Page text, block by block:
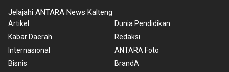
Jelajahi ANTARA News Kalteng
Artikel
Kabar Daerah
Internasional
Bisnis
Dunia Pendidikan
Redaksi
ANTARA Foto
BrandA